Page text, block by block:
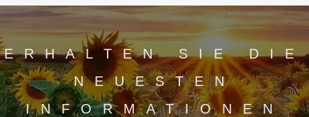
ERHALTEN SIE DIE
NEUESTEN
INFORMATIONEN